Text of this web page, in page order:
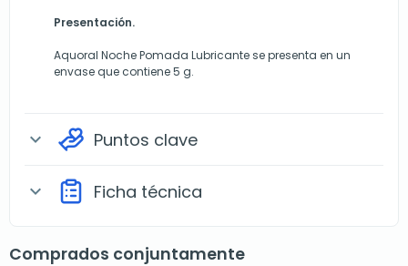
Presentación.
Aquoral Noche Pomada Lubricante se presenta en un
envase que contiene 5 g.
expand_more Puntos clave
expand_more Ficha técnica
Comprados conjuntamente